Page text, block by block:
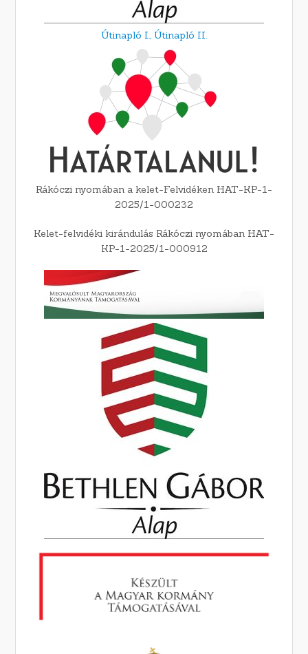
Útinapló I., Útinapló II.
Rákóczi nyomában a kelet-Felvidéken HAT-KP-1-
2025/1-000232
Kelet-felvidéki kirándulás Rákóczi nyomában HAT-
KP-1-2025/1-000912